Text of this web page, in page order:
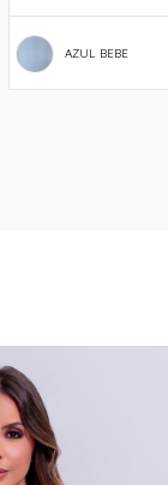
AZUL BEBE